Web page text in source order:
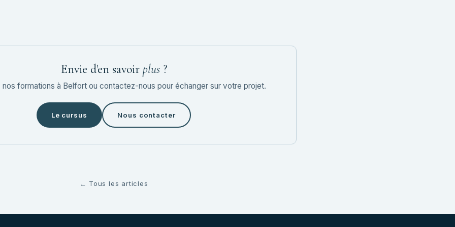
Envie d'en savoir plus?
formations à Belfort ou contactez-nous pour échanger sur votre projet.
Le cursus Nous contacter
← Tous les articles